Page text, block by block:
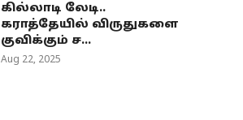
கில்லாடி லேடி..
கராத்தேயில் விருதுகளை
குவிக்கும் ச...
Aug 22, 2025